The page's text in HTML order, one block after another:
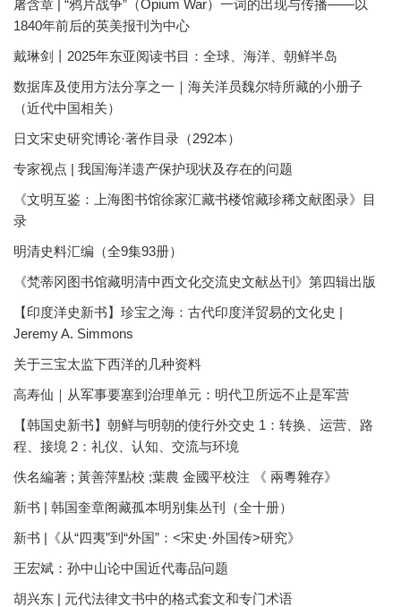
屠含章 | “鸦片战争”（Opium War）一词的出现与传播——以
1840年前后的英美报刊为中心
戴琳剑丨2025年东亚阅读书目：全球、海洋、朝鲜半岛
数据库及使用方法分享之一｜海关洋员魏尔特所藏的小册子
（近代中国相关）
日文宋史研究博论·著作目录（292本）
专家视点 | 我国海洋遗产保护现状及存在的问题
《文明互鉴：上海图书馆徐家汇藏书楼馆藏珍稀文献图录》目
录
明清史料汇编（全9集93册）
《梵蒂冈图书馆藏明清中西文化交流史文献丛刊》第四辑出版
【印度洋史新书】珍宝之海：古代印度洋贸易的文化史 |
Jeremy A. Simmons
关于三宝太监下西洋的几种资料
高寿仙｜从军事要塞到治理单元：明代卫所远不止是军营
【韩国史新书】朝鲜与明朝的使行外交史 1：转换、运营、路
程、接境 2：礼仪、认知、交流与环境
佚名編著 ; 黃善萍點校 ;葉農 金國平校注 《 兩粵雜存》
新书 | 韩国奎章阁藏孤本明别集丛刊（全十册）
新书 |《从“四夷”到“外国”：<宋史·外国传>研究》
王宏斌：孙中山论中国近代毒品问题
胡兴东 | 元代法律文书中的格式套文和专门术语